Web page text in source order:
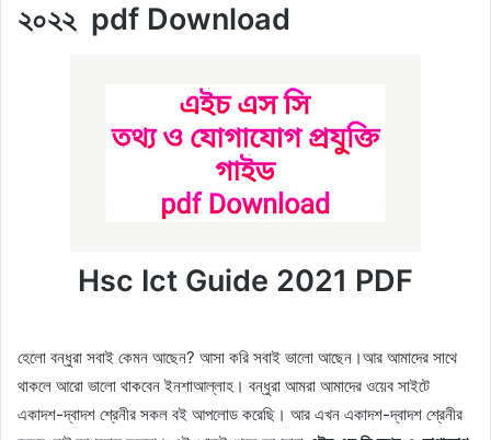
২০২২ pdf Download
Hsc Ict Guide 2021 PDF
হেলো বন্ধুরা সবাই কেমন আছেন? আসা করি সবাই ভালো আছেন।আর আমাদের সাথে
থাকলে আরো ভালো থাকবেন ইনশাআল্লাহ। বন্ধুরা আমরা আমাদের ওয়েব সাইটে
একাদশ-দ্বাদশ শ্রেনীর সকল বই আপলোড করেছি। আর এখন একাদশ-দ্বাদশ শ্রেনীর